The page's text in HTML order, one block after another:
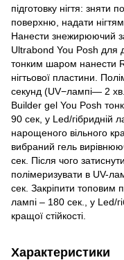
підготовку нігтя: зняти
поверхню, надати
Нанести знежирюючий
Ultrabond You Posh для
тонким шаром нанести
нігтьової пластини.
секунд (UV−лампі— 2
Builder gel You Posh
90 сек, у Led/гібридній
нарощеного вільного
вибраний гель
сек. Після чого
полімеризувати в UV-
сек. Закріпити топовим
лампі – 180 сек., у Led/
кращої стійкості.
Характеристики